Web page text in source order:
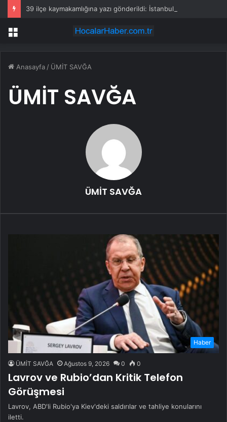
Menü
Anasayfa / ÜMİT SAVĞA
ÜMİT SAVĞA
ÜMİT SAVĞA
Haber
ÜMİT SAVĞA Ağustos 9, 2026 0 0
Lavrov ve Rubio’dan Kritik Telefon
Görüşmesi
Lavrov, ABD'li Rubio'ya Kiev'deki saldırılar ve tahliye konularını
iletti.